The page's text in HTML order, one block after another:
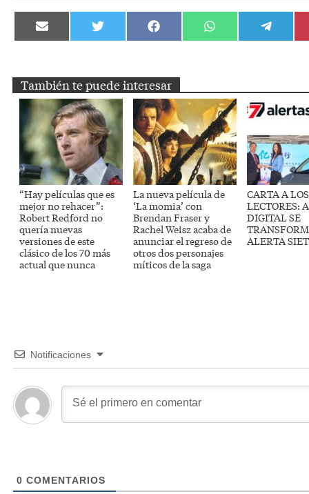
Compartir
en
Compartir
en
Compartir
en
Compartir
en
Compartir
en
También te puede interesar
“Hay películas que es
mejor no rehacer”:
Robert Redford no
quería nuevas
versiones de este
clásico de los 70 más
actual que nunca
La nueva película de
‘La momia’ con
Brendan Fraser y
Rachel Weisz acaba de
anunciar el regreso de
otros dos personajes
míticos de la saga
CARTA A LOS
LECTORES:
DIGITAL SE
ALERTA
Notificaciones
0 COMENTARIOS